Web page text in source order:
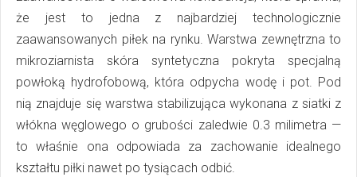
że jest to jedna z najbardziej technologicznie
zaawansowanych piłek na rynku. Warstwa zewnętrzna to
mikroziarnista skóra syntetyczna pokryta specjalną
powłoką hydrofobową, która odpycha wodę i pot. Pod
nią znajduje się warstwa stabilizująca wykonana z siatki z
włókna węglowego o grubości zaledwie 0.3 milimetra —
to właśnie ona odpowiada za zachowanie idealnego
kształtu piłki nawet po tysiącach odbić.